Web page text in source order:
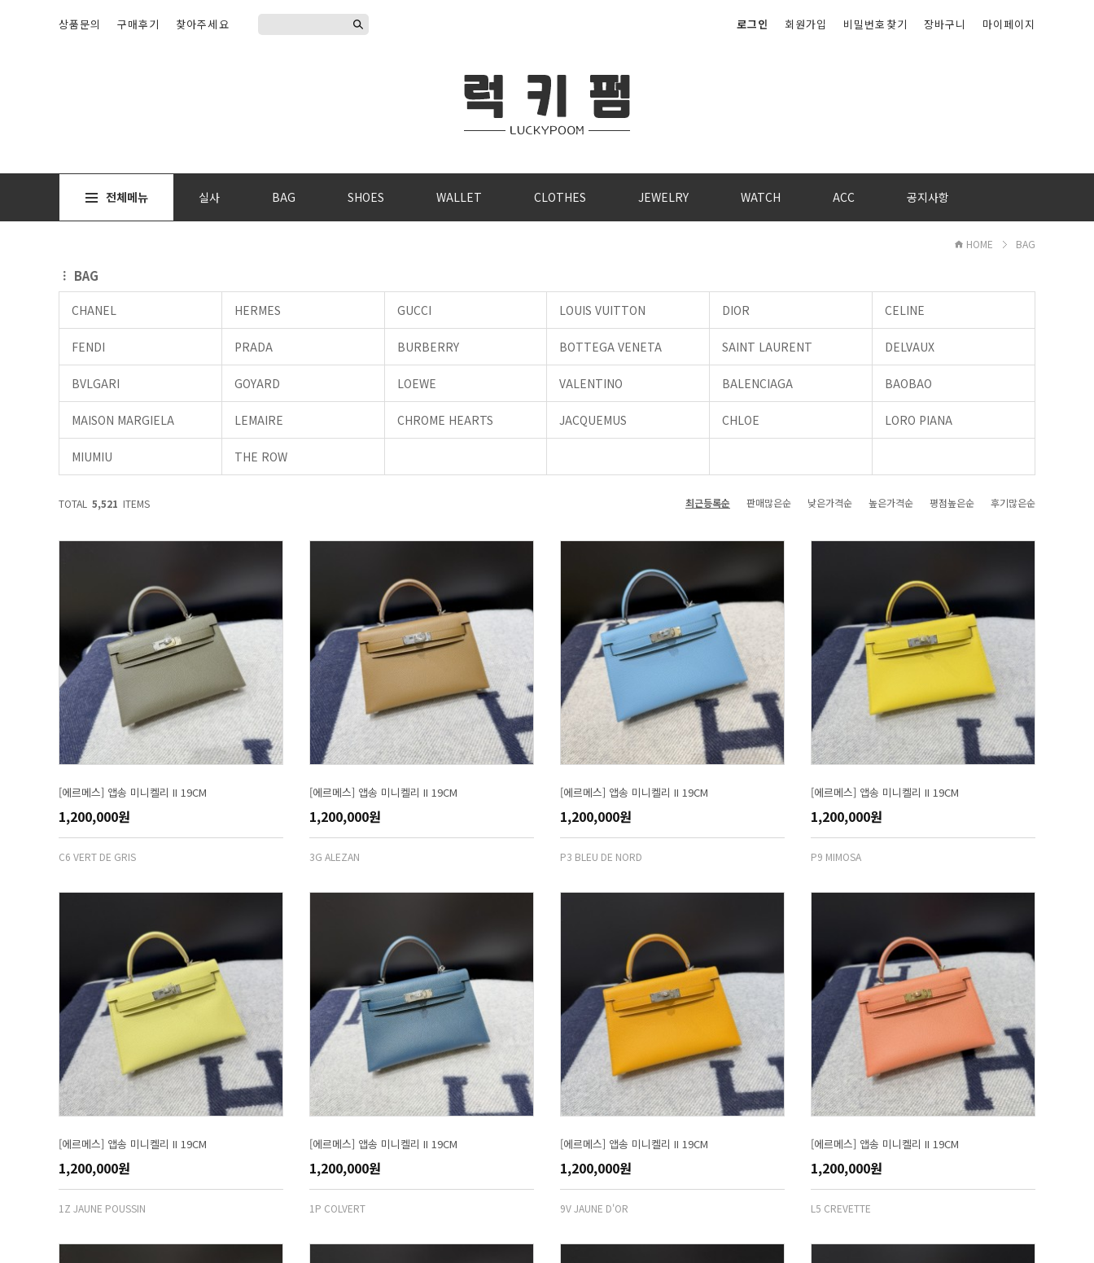
상품문의 구매후기 찾아주세요 로그인 회원가입 비밀번호찾기 장바구니 마이페이지
전체메뉴 실사 BAG SHOES WALLET CLOTHES JEWELRY WATCH ACC 공지사항
HOME BAG
BAG
CHANEL HERMES GUCCI LOUIS VUITTON DIOR CELINE
FENDI PRADA BURBERRY BOTTEGA VENETA SAINT LAURENT DELVAUX
BVLGARI GOYARD LOEWE VALENTINO BALENCIAGA BAOBAO
MAISON MARGIELA LEMAIRE CHROME HEARTS JACQUEMUS CHLOE LORO PIANA
MIUMIU THE ROW
TOTAL 5,521 ITEMS 최근등록순 판매많은순 낮은가격순 높은가격순 평점높은순 후기많은순
[에르메스] 앱송 미니켈리 II 19CM
1,200,000원
C6 VERT DE GRIS
[에르메스] 앱송 미니켈리 II 19CM
1,200,000원
3G ALEZAN
[에르메스] 앱송 미니켈리 II 19CM
1,200,000원
P3 BLEU DE NORD
[에르메스] 앱송 미니켈리 II 19CM
1,200,000원
P9 MIMOSA
[에르메스] 앱송 미니켈리 II 19CM
1,200,000원
1Z JAUNE POUSSIN
[에르메스] 앱송 미니켈리 II 19CM
1,200,000원
1P COLVERT
[에르메스] 앱송 미니켈리 II 19CM
1,200,000원
9V JAUNE D'OR
[에르메스] 앱송 미니켈리 II 19CM
1,200,000원
L5 CREVETTE